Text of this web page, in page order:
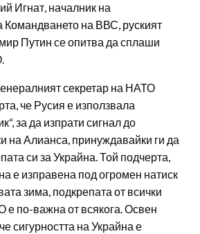
Игнат, началник на
Командването на ВВС, руският
Путин се опитва да сплаши
секретар на НАТО
че Русия е използвала
за да изпрати сигнал до
на Алианса, принуждавайки ги да
си за Украйна. Той подчерта,
е изправена под огромен натиск
зима, подкрепата от всички
е по-важна от всякога. Освен
сигурността на Украйна е